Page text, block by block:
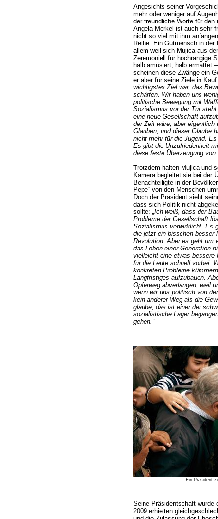
Angesichts seiner
mehr oder weniger auf
der freundliche Worte für den
Angela Merkel ist auch sehr
nicht so viel mit ihm
Reihe. Ein Gutmensch in
allem weil sich Mujica aus
Zeremoniell für hochrangige
halb amüsiert, halb ermattet
scheinen diese Zwänge ein
er aber für seine Ziele in
wichtigstes Ziel war, das
schärfen. Wir haben uns
politische Bewegung mit
Sozialismus vor der Tür
eine neue Gesellschaft
der Zeit wäre, aber eigentlich
Glauben, und dieser Glaube
nicht mehr für die Jugend.
Es gibt die Unzufriedenheit
diese feste Überzeugung
Trotzdem halten Mujica und
Kamera begleitet sie bei der
Benachteiligte in der
Pepe“ von den Menschen
Doch der Präsident sieht
dass sich Politik nicht
sollte: „Ich weiß, dass der
Probleme der Gesellschaft
Sozialismus verwirklicht. Es
die jetzt ein bisschen besser
Revolution. Aber es geht um
das Leben einer Generation
vielleicht eine etwas bessere
für die Leute schnell vorbei.
konkreten Probleme
Langfristiges aufzubauen.
Opferweg abverlangen, weil
wenn wir uns politisch von
kein anderer Weg als die
glaube, das ist einer der
sozialistische Lager
gehen.“
Ein Präsident
Seine Präsidentschaft wurde
2009 erhielten